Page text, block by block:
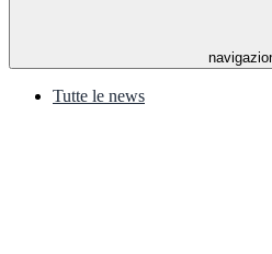
Tutte le news